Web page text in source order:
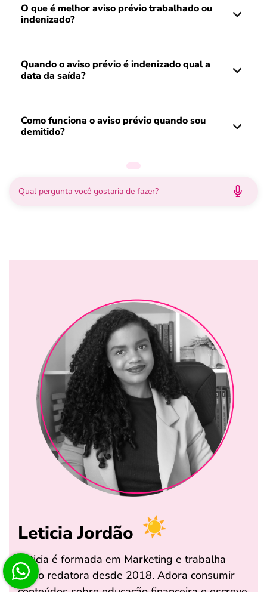
O que é melhor aviso prévio trabalhado ou
indenizado?
Quando o aviso prévio é indenizado qual a
data da saída?
Como funciona o aviso prévio quando sou
demitido?
Leticia Jordão
Leticia é formada em Marketing e trabalha
como redatora desde 2018. Adora consumir